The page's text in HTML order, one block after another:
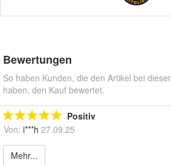
Bewertungen
So haben Kunden, die den Artikel bei
haben, den Kauf bewertet.
Positiv
Von: i***h 27.09.25
Mehr...